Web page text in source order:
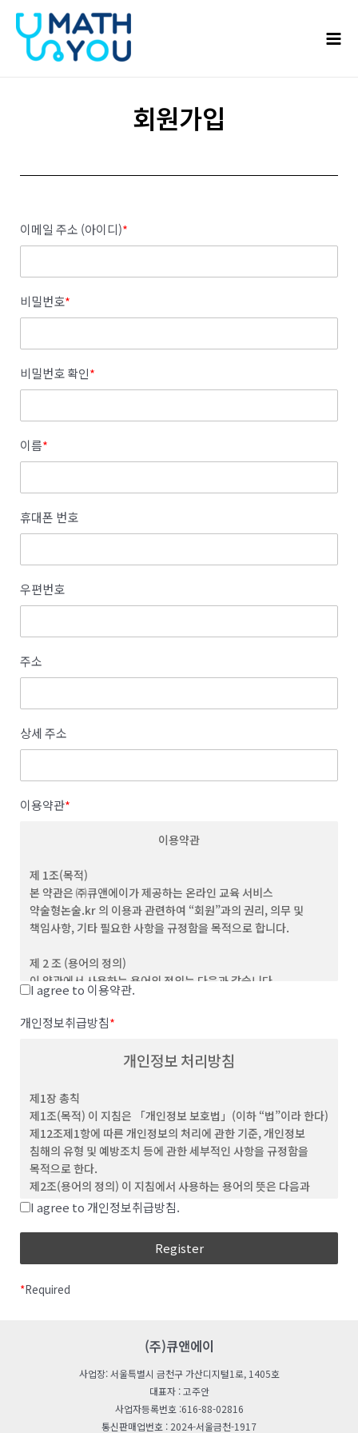
건너뛰기
회원가입
이메일 주소 (아이디)*
비밀번호*
비밀번호 확인*
이름*
휴대폰 번호
우편번호
주소
상세 주소
이용약관*
이용약관
제 1조(목적)
본 약관은 ㈜큐앤에이가 제공하는 온라인 교육 서비스
약술형논술.kr 의 이용과 관련하여 “회원”과의 권리, 의무 및
책임사항, 기타 필요한 사항을 규정함을 목적으로 합니다.
제 2 조 (용어의 정의)
이 약관에서 사용하는 용어의 정의는 다음과 같습니다.
(1) "서비스”라 함은 이용자가 이용할 수 있는 웹사이트 관련 제반
서비스를 의미합니다
(2) “이용자”라 함은 회사의 웹사이트에 접속하여 본 약관에 따라
회사가 제공하는 콘텐츠 및 제반 서비스를 이용하는 회원 및
단체를 말합니다.
(4) “비회원”이라 함은 회원에 가입하지 않고 회사가
웹사이트에서 제공하는 서비스를 이용하는 자를 말합니다.
(5) “아이디(ID)”라 함은 회원의 식별과 서비스 이용을 위하여
회원이 정하고 회사가 승인하는 문자와 숫자의 조합을
의미합니다.
(6) ‘비밀번호’라 함은 회원이 부여 받은 ID와 일치된 회원임을
(7) ‘해지’라 함은 회사 또는 회원이 이용계약을 해약하는 것을
(2) 회사는 합리적인 사유가 발생할 경우 관련 법령에 위배되지
않는 범위 안에서 약관을 변경할 수 있으며, 변경된 약관은 본 조
제1항과 같이 회원에게 공지함으로써 효력을 발생합니다.
제 4 조 (약관 외 준칙)
I agree to 이용약관.
개인정보취급방침*
개인정보 처리방침
제1장 총칙
제1조(목적) 이 지침은 「개인정보 보호법」(이하 “법”이라 한다)
제12조제1항에 따른 개인정보의 처리에 관한 기준, 개인정보
침해의 유형 및 예방조치 등에 관한 세부적인 사항을 규정함을
목적으로 한다.
제2조(용어의 정의) 이 지침에서 사용하는 용어의 뜻은 다음과
같다.
이용, 제공, 공개, 파기(破棄), 그 밖에 이와 유사한
“개인정보처리자”란 업무를 목적으로 법
모든 공공기관, 법인ㆍ단체, 개인 등을 말한다.
보호법 시행령」(이하 “영“이라 한다) 제2조에 따른
“친목단체”란 학교, 지역, 기업, 인터넷 커뮤니티 등을
I agree to 개인정보취급방침.
*Required
(주)큐앤에이
사업장: 서울특별시 금천구 가산디지털1로, 1405호
대표자 : 고주안
사업자등록번호 :616-88-02816
통신판매업번호 : 2024-서울금천-1917